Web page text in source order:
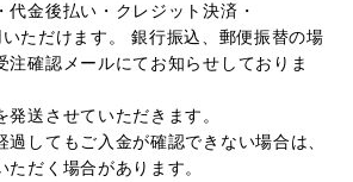
代金後払い・クレジット決済・
ただけます。 銀行振込、郵便振替の場
注確認メールにてお知らせしておりま
送させていただきます。
過してもご入金が確認できない場合は、
だく場合があります。